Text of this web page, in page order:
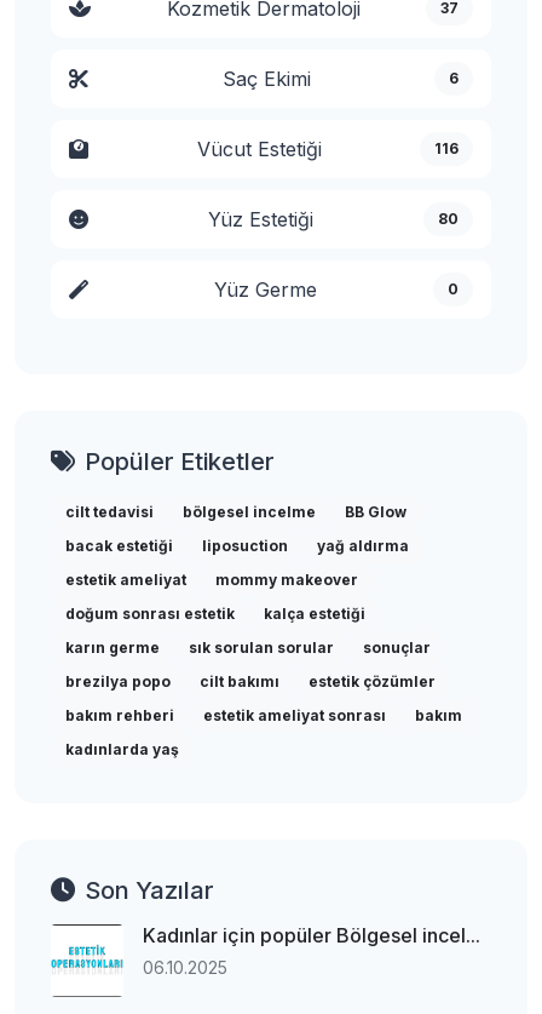
Kozmetik Dermatoloji 37
Saç Ekimi 6
Vücut Estetiği 116
Yüz Estetiği 80
Yüz Germe 0
Popüler Etiketler
cilt tedavisi bölgesel incelme
BB Glow
bacak estetiği
liposuction
yağ aldırma
estetik ameliyat
mommy makeover
doğum sonrası estetik
kalça estetiği
karın germe
sık sorulan sorular
sonuçlar
brezilya popo
cilt bakımı
estetik çözümler
bakım rehberi
estetik ameliyat sonrası
bakım
kadınlarda yaş
Son Yazılar
Kadınlar için popüler Bölgesel incel...
06.10.2025